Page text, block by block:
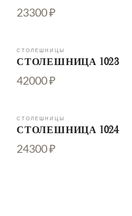
23300 ₽
СТОЛЕШНИЦЫ
СТОЛЕШНИЦА 1023
42000 ₽
СТОЛЕШНИЦЫ
СТОЛЕШНИЦА 1024
24300 ₽